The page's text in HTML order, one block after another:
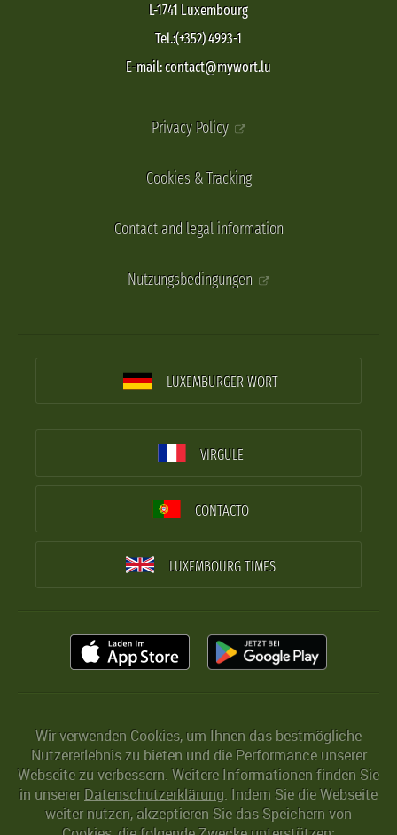
L-1741 Luxembourg
Tel.:(+352) 4993-1
E-mail: contact@mywort.lu
Privacy Policy
Cookies & Tracking
Contact and legal information
Nutzungsbedingungen
LUXEMBURGER WORT
VIRGULE
CONTACTO
LUXEMBOURG TIMES
Wir verwenden Cookies, um Ihnen das bestmögliche
Nutzererlebnis zu bieten und die Performance unserer
Webseite zu verbessern. Weitere Informationen finden Sie
in unserer Datenschutzerklärung. Indem Sie die Webseite
weiter nutzen, akzeptieren Sie das Speichern von